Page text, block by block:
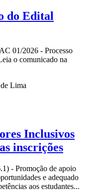
do Edital
01/2026 - Processo
o comunicado na
Lima
Inclusivos
inscrições
- Promoção de apoio
e adequado
aos estudantes...